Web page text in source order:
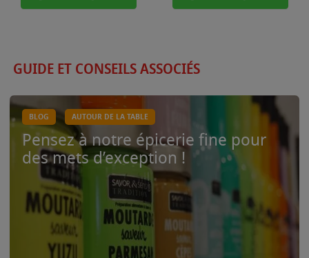
GUIDE ET CONSEILS ASSOCIÉS
BLOG AUTOUR DE LA TABLE
Pensez à notre épicerie fine pour
des mets d’exception !